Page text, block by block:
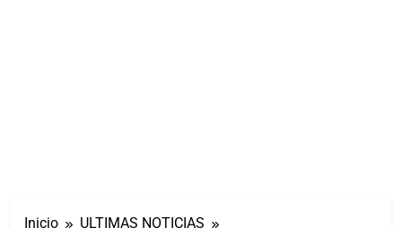
Inicio
ULTIMAS NOTICIAS